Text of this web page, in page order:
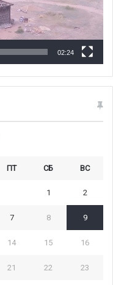
02:24
ПТ СБ ВС
1 2
7 8 9
14 15 16
21 22 23